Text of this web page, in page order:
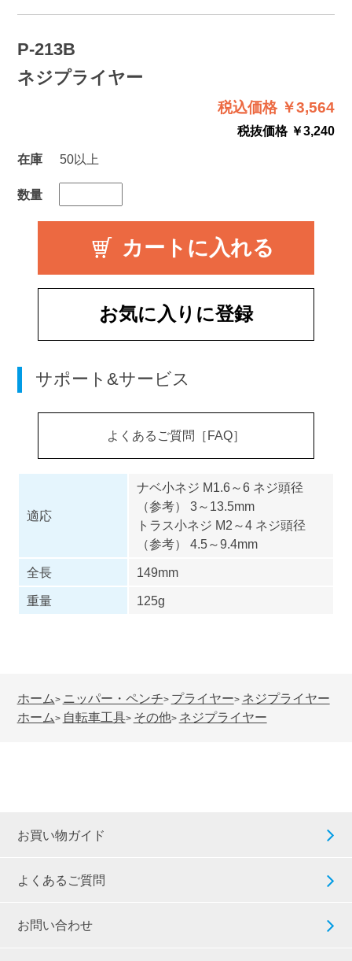
P-213B
ネジプライヤー
税込価格 ￥3,564
税抜価格 ￥3,240
在庫
50以上
数量
お気に入りに登録
サポート&サービス
よくあるご質問［FAQ］
適応
ナベ小ネジ M1.6～6 ネジ頭径
（参考） 3～13.5mm
トラス小ネジ M2～4 ネジ頭径
（参考） 4.5～9.4mm
全長
149mm
重量
125g
ホーム> ニッパー・ペンチ> プライヤー> ネジプライヤー
ホーム> 自転車工具> その他> ネジプライヤー
お買い物ガイド
よくあるご質問
お問い合わせ